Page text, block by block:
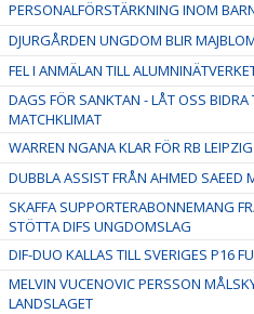
PERSONALFÖRSTÄRKNING INOM
DJURGÅRDEN UNGDOM BLIR
FEL I ANMÄLAN TILL
DAGS FÖR SANKTAN - LÅT OSS BIDRA
MATCHKLIMAT
WARREN NGANA KLAR FÖR RB LEIPZIG
DUBBLA ASSIST FRÅN AHMED SAEED
SKAFFA SUPPORTERABONNEMANG
STÖTTA DIFS UNGDOMSLAG
DIF-DUO KALLAS TILL SVERIGES P16
MELVIN VUCENOVIC PERSSON
LANDSLAGET